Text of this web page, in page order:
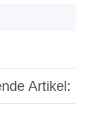
Artikel: